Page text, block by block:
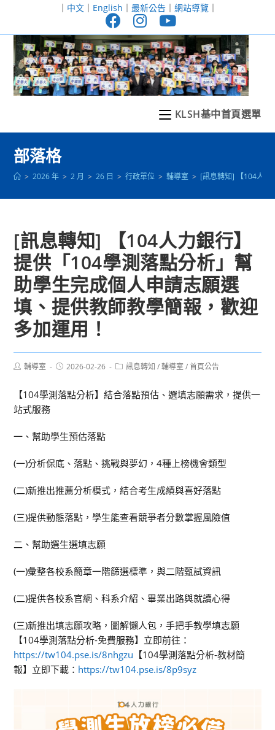
至
｜ 中文｜ English ｜ 最新公告｜ 網站導覽｜
KLSH基中首頁選單
部落格
> 2026 年 > 2 月 > 26 日 > 行政單位 > 輔導室 > [訊息轉知] 【104人力
[訊息轉知] 【104人力銀行】
提供「104學測落點分析」幫
助學生完成個人申請志願選
填、提供教師教學簡報，歡迎
多加運用！
Post輔導室
Post2026-02-26
Post訊息轉知 / 輔導室 / 首頁公告
【104學測落點分析】結合落點預估、選填志願需求，提供一
站式服務
一、幫助學生預估落點
(一)分析保底、落點、挑戰與夢幻，4種上榜機會類型
(二)新推出推薦分析模式，結合考生成績與喜好落點
(三)提供動態落點，學生能查看競爭者分數掌握風險值
二、幫助選生選填志願
(一)彙整各校系簡章一階篩選標準，與二階甄試資訊
(二)提供各校系官網、科系介紹、畢業出路與就讀心得
(三)新推出填志願攻略，圖解懶人包，手把手教學填志願
【104學測落點分析-免費服務】立即前往：
https://tw104.pse.is/8nhgzu 【104學測落點分析-教材簡
報】立即下載： https://tw104.pse.is/8p9syz